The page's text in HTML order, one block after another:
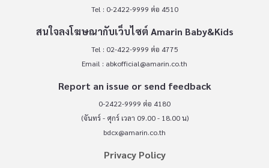
Tel : 0-2422-9999 ต่อ 4510
สนใจลงโฆษณากับเว็บไซต์ Amarin Baby&Kids
Tel : 02-422-9999 ต่อ 4775
Email : abkofficial@amarin.co.th
Report an issue or send feedback
0-2422-9999 ต่อ 4180
(จันทร์ - ศุกร์ เวลา 09.00 - 18.00 น)
bdcx@amarin.co.th
Privacy Policy